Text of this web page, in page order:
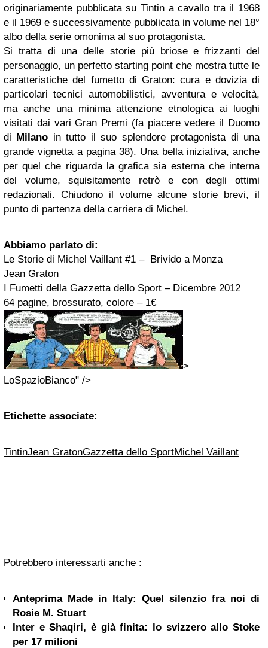
originariamente pubblicata su Tintin a cavallo tra il 1968
e il 1969 e successivamente pubblicata in volume nel 18°
albo della serie omonima al suo protagonista.
Si tratta di una delle storie più briose e frizzanti del
personaggio, un perfetto starting point che mostra tutte le
caratteristiche del fumetto di Graton: cura e dovizia di
particolari tecnici automobilistici, avventura e velocità,
ma anche una minima attenzione etnologica ai luoghi
visitati dai vari Gran Premi (fa piacere vedere il Duomo
di Milano in tutto il suo splendore protagonista di una
grande vignetta a pagina 38). Una bella iniziativa, anche
per quel che riguarda la grafica sia esterna che interna
del volume, squisitamente retrò e con degli ottimi
redazionali. Chiudono il volume alcune storie brevi, il
punto di partenza della carriera di Michel.
Abbiamo parlato di:
Le Storie di Michel Vaillant #1 – Brivido a Monza
Jean Graton
I Fumetti della Gazzetta dello Sport – Dicembre 2012
64 pagine, brossurato, colore – 1€
>
LoSpazioBianco" />
Etichette associate:
TintinJean GratonGazzetta dello SportMichel Vaillant
Potrebbero interessarti anche :
Anteprima Made in Italy: Quel silenzio fra noi di
Rosie M. Stuart
Inter e Shaqiri, è già finita: lo svizzero allo Stoke
per 17 milioni